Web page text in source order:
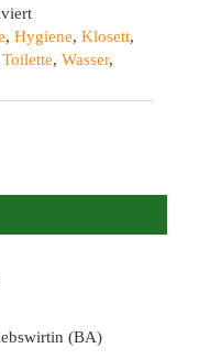
für
Toilettengeschichten:
Welttag
, Hygiene, Klosett,
Toilette, Wasser,
(BA)